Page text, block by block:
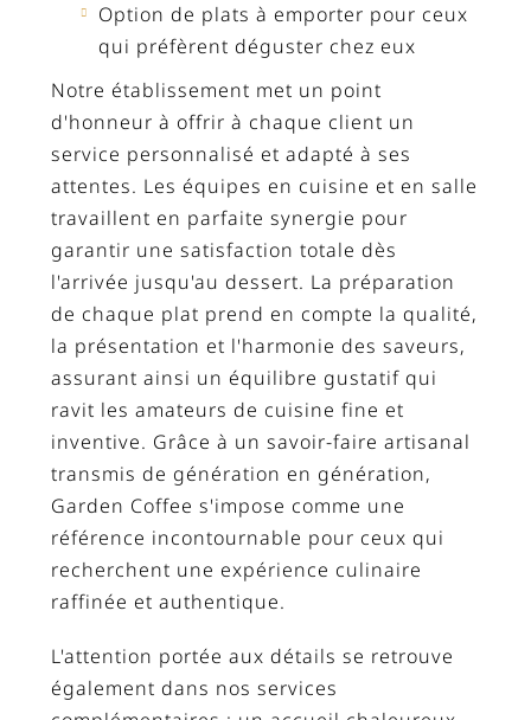
Option de plats à emporter pour ceux
qui préfèrent déguster chez eux
Notre établissement met un point
d'honneur à offrir à chaque client un
service personnalisé et adapté à ses
attentes. Les équipes en cuisine et en salle
travaillent en parfaite synergie pour
garantir une satisfaction totale dès
l'arrivée jusqu'au dessert. La préparation
de chaque plat prend en compte la qualité,
la présentation et l'harmonie des saveurs,
assurant ainsi un équilibre gustatif qui
ravit les amateurs de cuisine fine et
inventive. Grâce à un savoir-faire artisanal
transmis de génération en génération,
Garden Coffee s'impose comme une
référence incontournable pour ceux qui
recherchent une expérience culinaire
raffinée et authentique.
L'attention portée aux détails se retrouve
également dans nos services